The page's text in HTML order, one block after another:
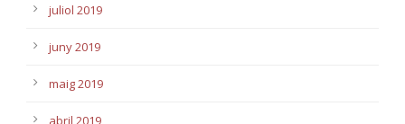
juliol 2019
juny 2019
maig 2019
abril 2019